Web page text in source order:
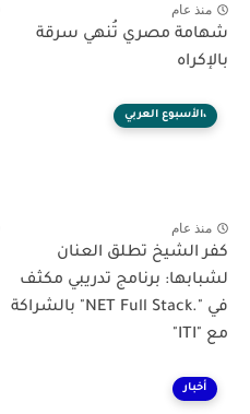
منذ عام
شهامة مصري تُنهي سرقة
بالإكراه
،الأسبوع العربي
منذ عام
كفر الشيخ تطلق العنان
لشبابها: برنامج تدريبي مكثف
في ".NET Full Stack" بالشراكة
مع "ITI"
أخبار